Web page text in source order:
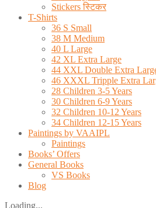
Stickers स्टिकर
T-Shirts
36 S Small
38 M Medium
40 L Large
42 XL Extra Large
44 XXL Double Extra
46 XXXL Tripple Extra
28 Children 3-5 Years
30 Children 6-9 Years
32 Children 10-12 Years
34 Children 12-15 Years
Paintings by VAAIPL
Paintings
Books’ Offers
General Books
VS Books
Blog
Loading...